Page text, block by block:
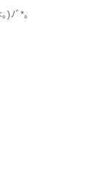
ﾉﾞ*。